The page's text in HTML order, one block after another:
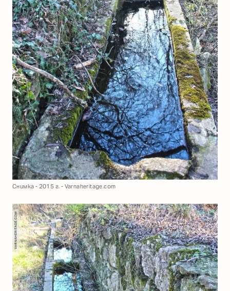
Снимка - 2015 г. - Varnaheritage.com